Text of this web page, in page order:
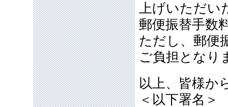
上げいただい
郵便振替手数
ただし、郵便
ご負担となり
以上、皆様か
＜以下署名＞